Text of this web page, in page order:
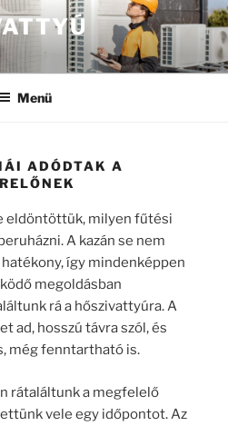
Menü
ADÓDTAK A
eldöntöttük, milyen fűtési
A kazán se nem
így mindenképpen
megoldásban
rá a hőszivattyúra. A
ad, hosszú távra szól, és
még fenntartható is.
rátaláltunk a megfelelő
vele egy időpontot. Az